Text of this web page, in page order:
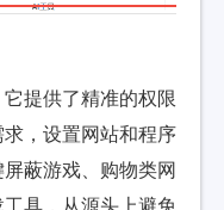
提供了精准的权限
，设置网站和程序
蔽游戏、购物类网
具，从源头上避免